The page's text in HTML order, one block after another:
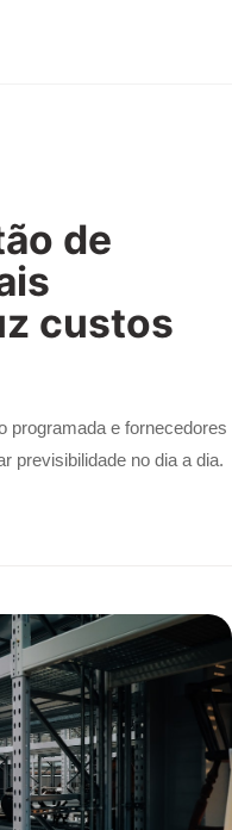
de
custos
programada e fornecedores
previsibilidade no dia a dia.